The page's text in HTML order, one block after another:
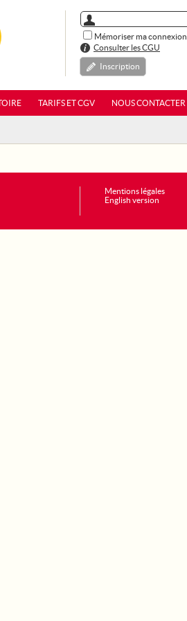
Mémoriser ma connexion
Consulter les CGU
Inscription
TARIFS ET CGV NOUS CONTACTER
Mentions légales
English version